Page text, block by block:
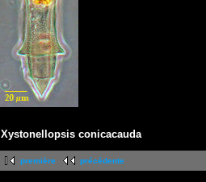
Xystonellopsis conicacauda
première précédente